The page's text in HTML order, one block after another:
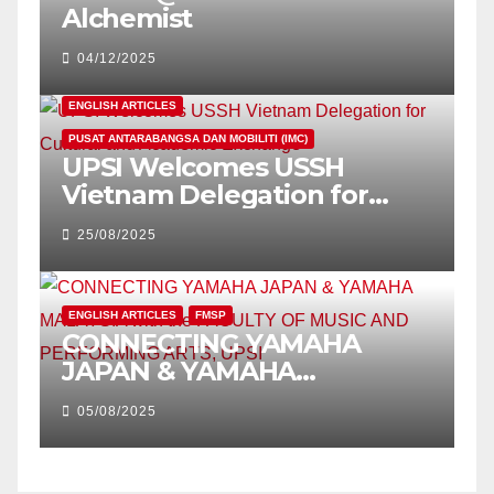
Alchemist
04/12/2025
ENGLISH ARTICLES
PUSAT ANTARABANGSA DAN MOBILITI (IMC)
UPSI Welcomes USSH
Vietnam Delegation for
Cultural and Academic
Exchange
25/08/2025
ENGLISH ARTICLES FMSP
CONNECTING YAMAHA
JAPAN & YAMAHA
MALAYSIA with the FACULTY
OF MUSIC AND
PERFORMING ARTS, UPSI
05/08/2025